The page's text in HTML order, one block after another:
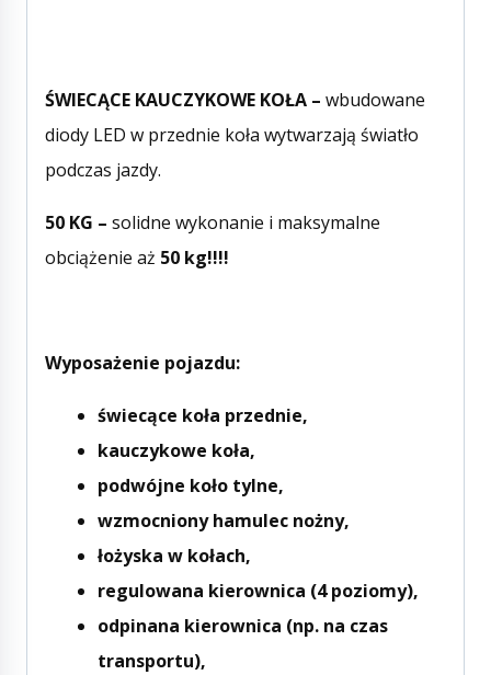
ŚWIECĄCE KAUCZYKOWE KOŁA – wbudowane
diody LED w przednie koła wytwarzają światło
podczas jazdy.
50 KG – solidne wykonanie i maksymalne
obciążenie aż 50 kg!!!!
Wyposażenie pojazdu:
świecące koła przednie,
kauczykowe koła,
podwójne koło tylne,
wzmocniony hamulec nożny,
łożyska w kołach,
regulowana kierownica (4 poziomy),
odpinana kierownica (np. na czas
transportu),